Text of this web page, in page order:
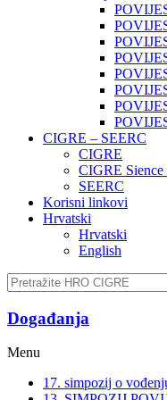
CIGRE – SEERC
CIGRE
CIGRE
SEERC
Korisni linkovi
Hrvatski
Hrvatski
English
Događanja​
Menu
17. simpozij o